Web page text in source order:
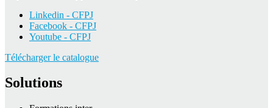
Linkedin - CFPJ
Facebook - CFPJ
Youtube - CFPJ
Télécharger le catalogue
Solutions